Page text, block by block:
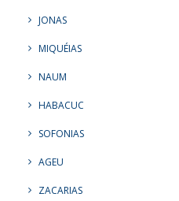
JONAS
MIQUÉIAS
NAUM
HABACUC
SOFONIAS
AGEU
ZACARIAS